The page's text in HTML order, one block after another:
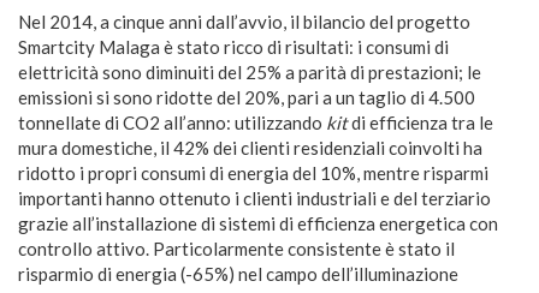
Nel 2014, a cinque anni dall’avvio, il bilancio del progetto
Smartcity Malaga è stato ricco di risultati: i consumi di
elettricità sono diminuiti del 25% a parità di prestazioni; le
emissioni si sono ridotte del 20%, pari a un taglio di 4.500
tonnellate di CO2 all’anno: utilizzando kitdi efficienza tra le
mura domestiche, il 42% dei clienti residenziali coinvolti ha
ridotto i propri consumi di energia del 10%, mentre risparmi
importanti hanno ottenuto i clienti industriali e del terziario
grazie all’installazione di sistemi di efficienza energetica con
controllo attivo. Particolarmente consistente è stato il
risparmio di energia (-65%) nel campo dell’illuminazione